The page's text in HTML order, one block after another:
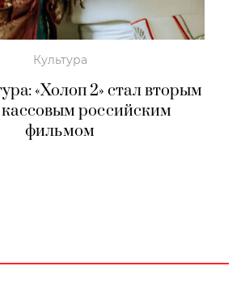
Культура
«Холоп 2» стал вторым
российским
фильмом